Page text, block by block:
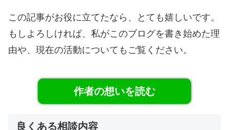
この記事がお役に立てたなら、とても嬉しいです。
もしよろしければ、私がこのブログを書き始めた理
由や、現在の活動についてもご覧ください。
作者の想いを読む
良くある相談内容